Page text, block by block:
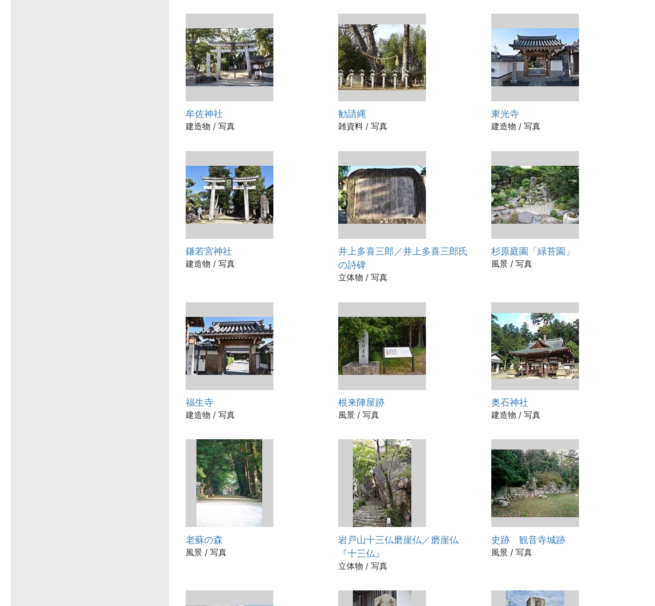
牟佐神社
建造物 / 写真
勧請縄
雑資料 / 写真
東光寺
建造物 / 写真
鎌若宮神社
建造物 / 写真
井上多喜三郎／井上多喜三郎氏
の詩碑
立体物 / 写真
杉原庭園「緑苔園」
風景 / 写真
福生寺
建造物 / 写真
根来陣屋跡
風景 / 写真
奥石神社
建造物 / 写真
老蘇の森
風景 / 写真
岩戸山十三仏磨崖仏／磨崖仏
『十三仏』
立体物 / 写真
史跡 観音寺城跡
風景 / 写真